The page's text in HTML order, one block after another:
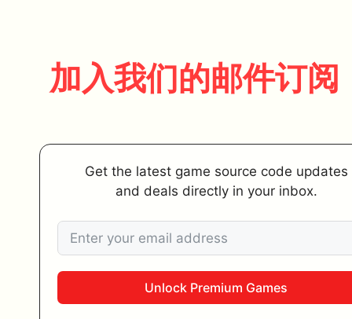
加入我们的邮件订阅
Get the latest game source code updates
and deals directly in your inbox.
Unlock Premium Games